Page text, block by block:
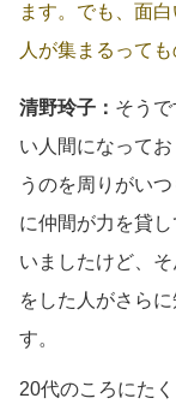
ます。でも、面
人が集まるって
清野玲子： そう
い人間になって
うのを周りがい
に仲間が力を貸
いましたけど、
をした人がさら
す。
20代のころにた